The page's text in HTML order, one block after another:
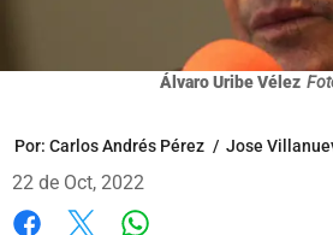
Álvaro Uribe Vélez
Por: Carlos Andrés Pérez / Jose
22 de Oct, 2022